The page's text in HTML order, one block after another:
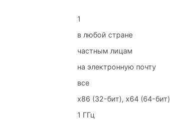
1
в любой стране
частным лицам
на электронную почту
все
x86 (32-бит), x64 (64-бит)
1 ГГц